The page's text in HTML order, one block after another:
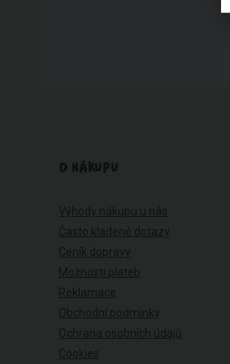
O NÁKUPU
Výhody nákupu u nás
Často kladené dotazy
Ceník dopravy
Možnosti plateb
Reklamace
Obchodní podmínky
Ochrana osobních údajů
Cookies